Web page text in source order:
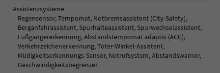
Assistenzsysteme
Regensensor, Tempomat, Notbremsassistent (City-Safety),
Berganfahrassistent, Spurhalteassistent, Spurwechselassistent,
Fußgängererkennung, Abstandstempomat adaptiv (ACC),
Verkehrzeichenerkennung, Toter-Winkel-Assistent,
Müdigkeitserkennungs-Sensor, Notrufsystem, Abstandswarner,
Geschwindigkeitsbegrenzer